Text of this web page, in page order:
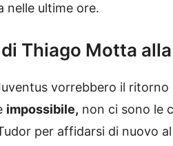
nelle ultime ore.
Thiago Motta
vorrebbero il ritorno
impossibile, non ci sono le
per affidarsi di nuovo